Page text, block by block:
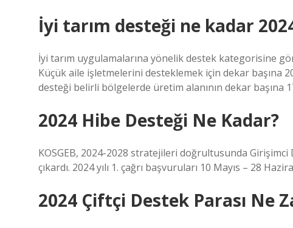
İyi tarım desteği ne kadar
İyi tarım uygulamalarına yönelik destek kategorisine
Küçük aile işletmelerini desteklemek için dekar başına
desteği belirli bölgelerde üretim alanının dekar başına
2024 Hibe Desteği Ne Kadar?
KOSGEB, 2024-2028 stratejileri doğrultusunda Girişimci
çıkardı. 2024 yılı 1. çağrı başvuruları 10 Mayıs – 28
2024 Çiftçi Destek Parası Ne